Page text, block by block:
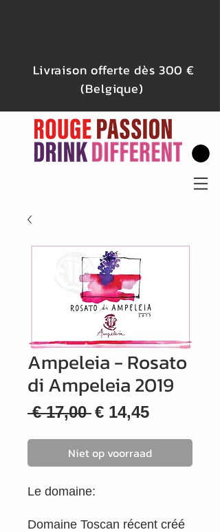
Livraison offerte dès 300 €
(Belgique)
Ampeleia - Rosato
di Ampeleia 2019
€ 17,00 Normale
€ 14,45
Niet op voorraad
Le domaine:
Domaine Toscan récent créé